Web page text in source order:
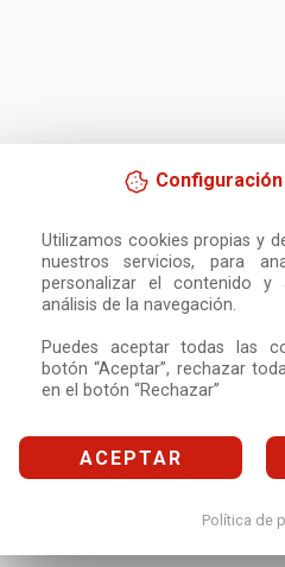
Utilizamos cookies propias y
nuestros servicios, para
personalizar el contenido y
análisis de la navegación.
Puedes aceptar todas las
botón “Aceptar”, rechazar
en el botón “Rechazar”
ACEPTAR
Política de